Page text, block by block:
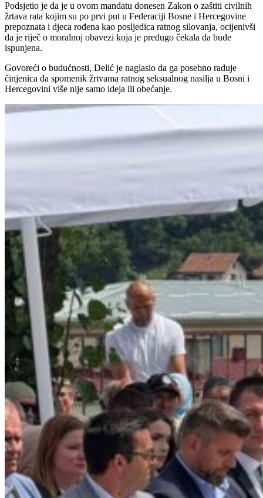
Podsjetio je da je u ovom mandatu donesen Zakon o zaštiti civilnih
žrtava rata kojim su po prvi put u Federaciji Bosne i Hercegovine
prepoznata i djeca rođena kao posljedica ratnog silovanja, ocijenivši
da je riječ o moralnoj obavezi koja je predugo čekala da bude
ispunjena.
Govoreći o budućnosti, Delić je naglasio da ga posebno raduje
činjenica da spomenik žrtvama ratnog seksualnog nasilja u Bosni i
Hercegovini više nije samo ideja ili obećanje.